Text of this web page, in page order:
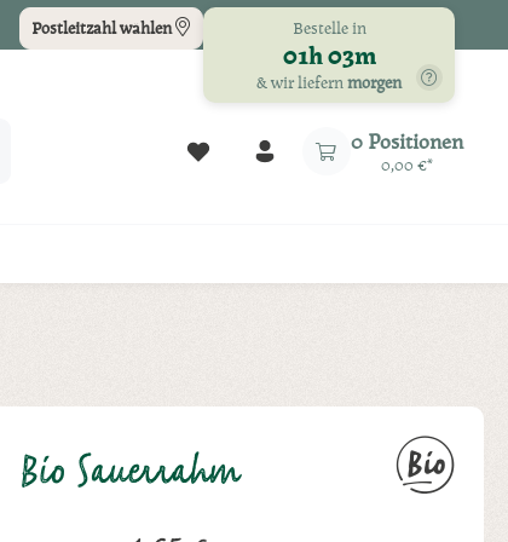
Postleitzahl wählen Bestelle in
01h 03m
& wir liefernmorgen
Du hast 0 Produkte auf dem
0 Positionen
0,00 €*
Bio Sauerrahm